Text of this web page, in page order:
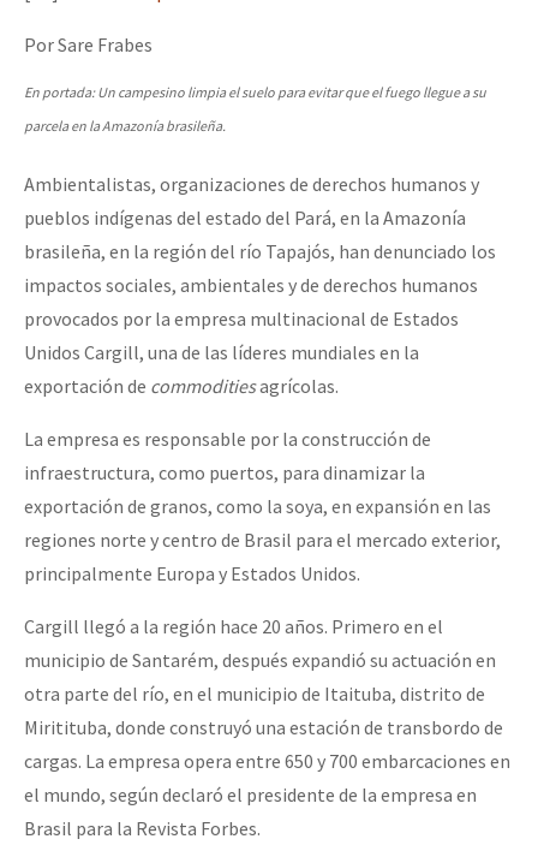
La Sexta
Migración
Presos
Mujeres
Niñxs
ETIQUETAS
MULTIMEDIA
Audio
Fotorreportaje
Otras secciones
Semillero Guerra contra la Humanidad. (Las poblaciones y
la naturaleza bajo asedio)
Libros para descargar
Medios Libres
Dia 1: Encontro “Guerra contra a Humanidade”
[CDMX – 20 julio] Jornadas globales por la libertad de Jesús
“Sonhando a Terra do Bem Virá” se publica no Estado Espanhol
Se o México sabe, que o mundo saiba! Nossas lutas pela
[25 abr – CDMX] Tokín por el CNI: 30 años de Resistencia y
Por Sare Frabes
En portada: Un campesino limpia el suelo para evitar que el fuego llegue a su
parcela en la Amazonía brasileña.
Ambientalistas, organizaciones de derechos humanos y
pueblos indígenas del estado del Pará, en la Amazonía
brasileña, en la región del río Tapajós, han denunciado los
impactos sociales, ambientales y de derechos humanos
provocados por la empresa multinacional de Estados
Unidos Cargill, una de las líderes mundiales en la
exportación de commoditiesagrícolas.
La empresa es responsable por la construcción de
infraestructura, como puertos, para dinamizar la
exportación de granos, como la soya, en expansión en las
regiones norte y centro de Brasil para el mercado exterior,
principalmente Europa y Estados Unidos.
Cargill llegó a la región hace 20 años. Primero en el
municipio de Santarém, después expandió su actuación en
otra parte del río, en el municipio de Itaituba, distrito de
Miritituba, donde construyó una estación de transbordo de
cargas. La empresa opera entre 650 y 700 embarcaciones en
el mundo, según declaró el presidente de la empresa en
Brasil para la Revista Forbes.